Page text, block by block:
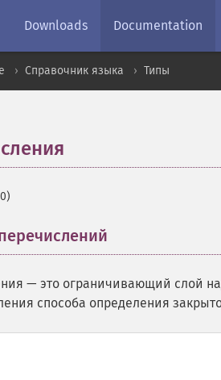
Downloads Documentation
Справочник языка Типы
— это ограничивающий слой
способа определения